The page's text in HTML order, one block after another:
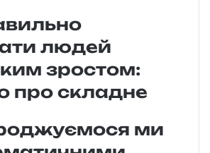
людей
зростом:
про складне
ми